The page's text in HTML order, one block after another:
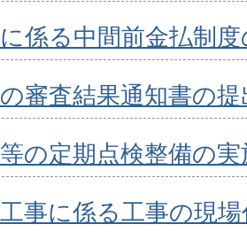
係る中間前金払制
審査結果通知書の
の定期点検整備の
事に係る工事の現